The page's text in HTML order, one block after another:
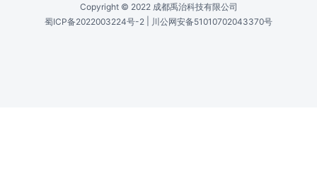
Copyright © 2022 成都禹治科技有限公司
蜀ICP备2022003224号-2
川公网安备51010702043370号